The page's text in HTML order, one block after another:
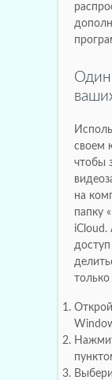
Один
своем
чтобы
на
папку
iCloud.
только